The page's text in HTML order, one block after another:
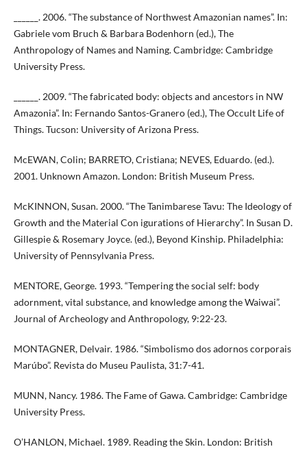
______. 2006. “The substance of Northwest Amazonian names”. In:
Gabriele vom Bruch & Barbara Bodenhorn (ed.), The
Anthropology of Names and Naming. Cambridge: Cambridge
University Press.
______. 2009. “The fabricated body: objects and ancestors in NW
Amazonia”. In: Fernando Santos-Granero (ed.), The Occult Life of
Things. Tucson: University of Arizona Press.
McEWAN, Colin; BARRETO, Cristiana; NEVES, Eduardo. (ed.).
2001. Unknown Amazon. London: British Museum Press.
McKINNON, Susan. 2000. “The Tanimbarese Tavu: The Ideology of
Growth and the Material Con igurations of Hierarchy”. In Susan D.
Gillespie & Rosemary Joyce. (ed.), Beyond Kinship. Philadelphia:
University of Pennsylvania Press.
MENTORE, George. 1993. “Tempering the social self: body
adornment, vital substance, and knowledge among the Waiwai”.
Journal of Archeology and Anthropology, 9:22-23.
MONTAGNER, Delvair. 1986. “Simbolismo dos adornos corporais
Marúbo”. Revista do Museu Paulista, 31:7-41.
MUNN, Nancy. 1986. The Fame of Gawa. Cambridge: Cambridge
University Press.
O’HANLON, Michael. 1989. Reading the Skin. London: British